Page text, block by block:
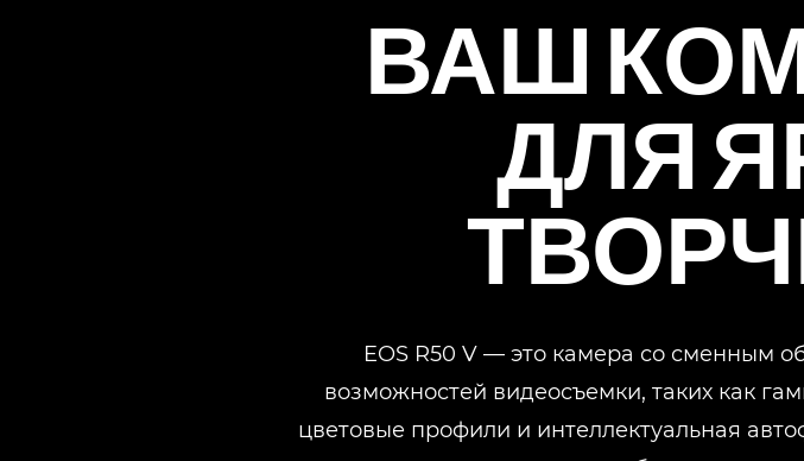
ВАШ
ДЛЯ
EOS R50 V — это камера со сменным
возможностей видеосъемки, таких как
цветовые профили и интеллектуальная